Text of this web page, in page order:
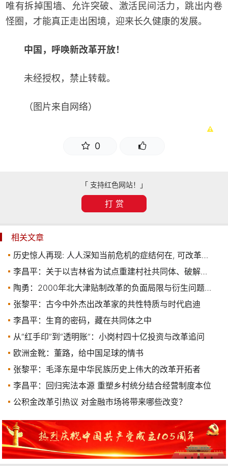
唯有拆掉围墙、允许突破、激活民间活力，跳出内卷
怪圈，才能真正走出困境，迎来长久健康的发展。
中国，呼唤新改革开放！
未经授权，禁止转载。
（图片来自网络）
0
「 支持红色网站！」
打 赏
相关文章
历史惊人再现: 人人深知当前危机的症结何在, 可改革派却寸步难行
李昌平：关于以吉林省为试点重建村社共同体、破解农业内卷与人口下行危机的政策建议
陶勇：2000年北大津贴制改革的负面局限与衍生问题面面观
张黎平：古今中外杰出改革家的共性特质与时代启迪
李昌平：生育的密码，藏在共同体之中
从“红手印”到“透明账”：小岗村四十亿投资与改革追问
欧洲金靴：董路，给中国足球的情书
张黎平：毛泽东是中华民族历史上伟大的改革开拓者
李昌平：回归宪法本源 重塑乡村统分结合经营制度本位
公积金改革引热议 对金融市场将带来哪些改变？